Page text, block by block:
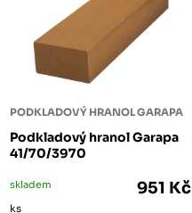
PODKLADOVÝ HRANOL GARAPA
Podkladový hranol Garapa
41/70/3970
skladem 951 Kč
ks